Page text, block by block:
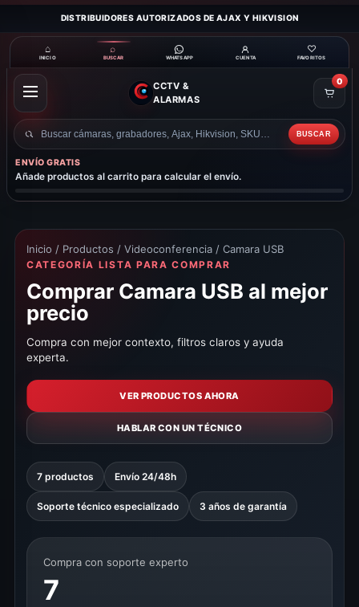
DISTRIBUIDORES AUTORIZADOS DE AJAX Y HIKVISION
⌂
INICIO
⌕
BUSCAR WHATSAPP CUENTA
♡
FAVORITOS
ABRIR
MENÚ
CCTV &
ALARMAS
Buscar
productos
BUSCAR
0
ENVÍO GRATIS
Añade productos al carrito para calcular el envío.
Inicio / Productos / Videoconferencia / Camara USB
CATEGORÍA LISTA PARA COMPRAR
Comprar Camara USB al mejor
precio
Compra con mejor contexto, filtros claros y ayuda
experta.
VER PRODUCTOS AHORA
HABLAR CON UN TÉCNICO
7 productos Envío 24/48h
Soporte técnico especializado 3 años de garantía
Compra con soporte experto
7